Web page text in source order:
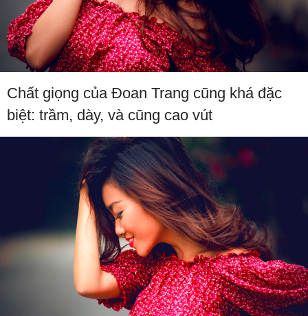
Chất giọng của Đoan Trang cũng khá đặc
biệt: trầm, dày, và cũng cao vút